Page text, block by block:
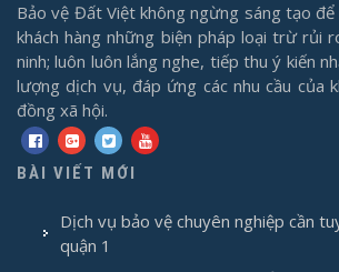
Bảo vệ Đất Việt không ngừng sáng tạo để
khách hàng những biện pháp loại trừ rủi
ninh; luôn luôn lắng nghe, tiếp thu ý kiến
lượng dịch vụ, đáp ứng các nhu cầu của
đồng xã hội.
BÀI VIẾT MỚI
Dịch vụ bảo vệ chuyên nghiệp cần
quận 1